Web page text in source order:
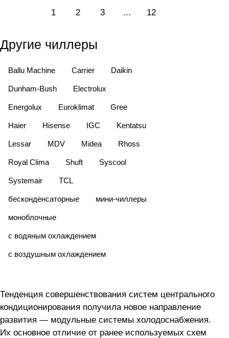
1 2 3 ... 12
Другие чиллеры
Ballu Machine Carrier Daikin
Dunham-Bush Electrolux
Energolux Euroklimat Gree
Haier Hisense IGC Kentatsu
Lessar MDV Midea Rhoss
Royal Clima Shuft Syscool
Systemair TCL
бесконденсаторные мини-чиллеры
моноблочные
с водяным охлаждением
с воздушным охлаждением
Тенденция совершенствования систем центрального
кондиционирования получила новое направление
развития — модульные системы холодоснабжения.
Их основное отличие от ранее используемых схем